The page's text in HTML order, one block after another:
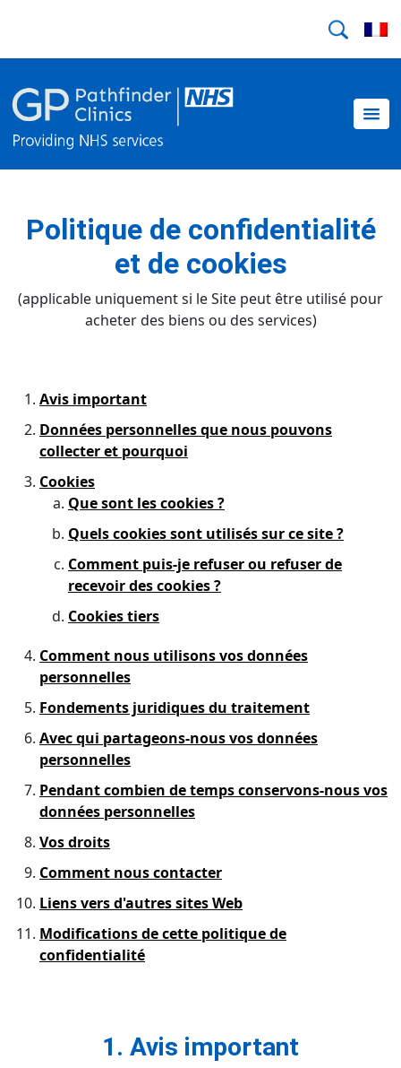
Politique de confidentialité
et de cookies
(applicable uniquement si le Site peut être utilisé pour
acheter des biens ou des services)
Avis important
Données personnelles que nous pouvons
collecter et pourquoi
Cookies
Que sont les cookies ?
Quels cookies sont utilisés sur ce site ?
Comment puis-je refuser ou refuser de
recevoir des cookies ?
Cookies tiers
Comment nous utilisons vos données
personnelles
Fondements juridiques du traitement
Avec qui partageons-nous vos données
personnelles
Pendant combien de temps conservons-nous vos
données personnelles
Vos droits
Comment nous contacter
Liens vers d'autres sites Web
Modifications de cette politique de
confidentialité
1. Avis important